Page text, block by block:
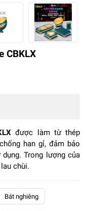
CBKLX
được làm từ thép
han gỉ, đảm bảo
Trong lượng của
chùi.
Bát nghiêng